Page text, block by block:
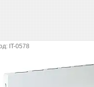
IT-0578